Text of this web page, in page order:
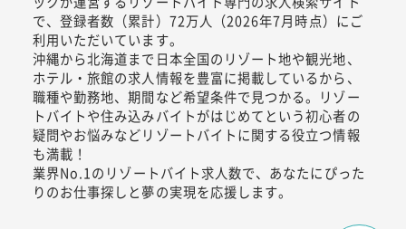
で、登録者数（累計）72万人（2026年7月時点）にご
利用いただいています。
沖縄から北海道まで日本全国のリゾート地や観光地、
ホテル・旅館の求人情報を豊富に掲載しているから、
職種や勤務地、期間など希望条件で見つかる。リゾー
トバイトや住み込みバイトがはじめてという初心者の
疑問やお悩みなどリゾートバイトに関する役立つ情報
も満載！
業界No.1のリゾートバイト求人数で、あなたにぴった
りのお仕事探しと夢の実現を応援します。